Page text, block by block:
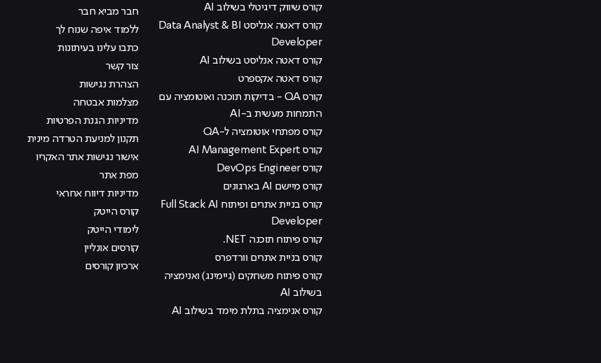
קורס שיווק דיגיטלי בשילוב AI
קורס דאטה אנליסט Data Analyst & BI
Developer
קורס דאטה אנליסט בשילוב AI
קורס דאטה אקספרט
קורס QA - בדיקות תוכנה ואוטומציה עם
התמחות מעשית ב-AI
קורס מפתחי אוטומציה ל-QA
קורס AI Management Expert
קורס DevOps Engineer
קורס מיישם AI בארגונים
קורס בניית אתרים ופיתוח Full Stack AI
Developer
קורס פיתוח תוכנה NET.
קורס בניית אתרים וורדפרס
קורס פיתוח משחקים (גיימינג) ואנימציה
בשילוב AI
קורס אנימציה בתלת מימד בשילוב AI
חבר מביא חבר
ללמוד איפה שנוח לך
כתבו עלינו בעיתונות
צור קשר
הצהרת נגישות
מצלמות אבטחה
מדיניות הגנת הפרטיות
תקנון למניעת הטרדה מינית
אישור נגישות אתר האקריו
מפת אתר
מדיניות דיווח אחראי
קורס הייטק
לימודי הייטק
קורסים אונליין
ארכיון קורסים